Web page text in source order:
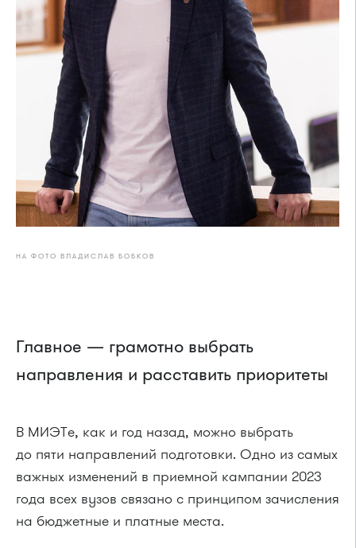
НА ФОТО ВЛАДИСЛАВ БОБКОВ
Главное — грамотно выбрать
направления и расставить приоритеты
В МИЭТе, как и год назад, можно выбрать
до пяти направлений подготовки. Одно из самых
важных изменений в приемной кампании 2023
года всех вузов связано с принципом зачисления
на бюджетные и платные места.